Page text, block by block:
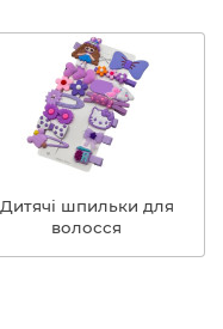
Дитячі шпильки для
волосся